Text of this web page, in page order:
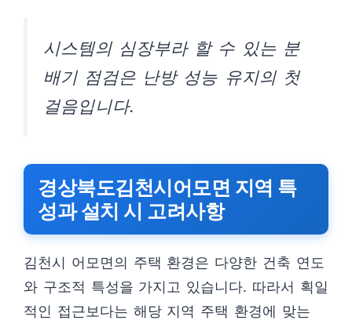
시스템의 심장부라 할 수 있는 분
배기 점검은 난방 성능 유지의 첫
걸음입니다.
경상북도김천시어모면 지역 특
성과 설치 시 고려사항
김천시 어모면의 주택 환경은 다양한 건축 연도
와 구조적 특성을 가지고 있습니다. 따라서 획일
적인 접근보다는 해당 지역 주택 환경에 맞는